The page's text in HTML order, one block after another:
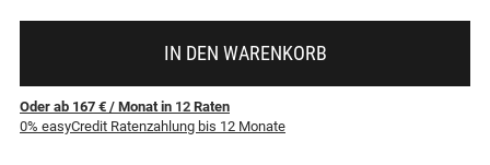
IN DEN WARENKORB
Oder ab 167 € / Monatin 12 Raten
0% easyCredit Ratenzahlung bis 12 Monate